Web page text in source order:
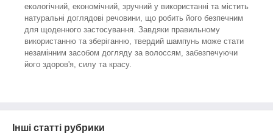
екологічний, економічний, зручний у використанні та містить
натуральні доглядові речовини, що робить його безпечним
для щоденного застосування. Завдяки правильному
використанню та зберіганню, твердий шампунь може стати
незамінним засобом догляду за волоссям, забезпечуючи
його здоров'я, силу та красу.
Інші статті рубрики